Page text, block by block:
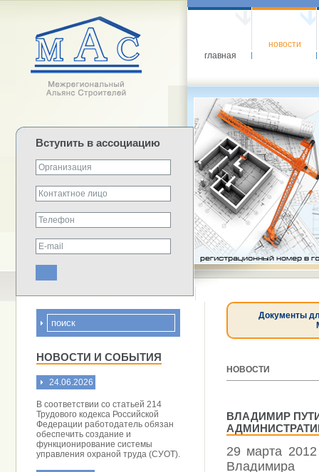
главная
новости
Вступить в ассоциацию
НОВОСТИ И СОБЫТИЯ
24.06.2026
В соответствии со статьей 214
Трудового кодекса Российской
Федерации работодатель обязан
обеспечить создание и
функционирование системы
управления охраной труда (СУОТ).
Документы
НОВОСТИ
ВЛАДИМИР
29 марта
Владимира